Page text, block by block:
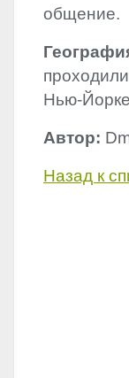
общение.
Нью-
Автор:
Назад к